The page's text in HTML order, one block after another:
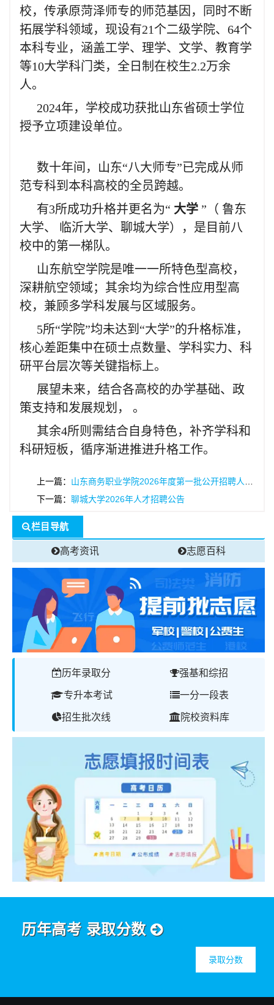
校，传承原菏泽师专的师范基因，同时不断
拓展学科领域，现设有21个二级学院、64个
本科专业，涵盖工学、理学、文学、教育学
等10大学科门类，全日制在校生2.2万余
人。
2024年，学校成功获批山东省硕士学位
授予立项建设单位。
数十年间，山东“八大师专”已完成从师
范专科到本科高校的全员跨越。
有3所成功升格并更名为“ 大学 ”（ 鲁东
大学、 临沂大学、聊城大学），是目前八
校中的第一梯队。
山东航空学院是唯一一所特色型高校，
深耕航空领域；其余均为综合性应用型高
校，兼顾多学科发展与区域服务。
5所“学院”均未达到“大学”的升格标准，
核心差距集中在硕士点数量、学科实力、科
研平台层次等关键指标上。
展望未来，结合各高校的办学基础、政
策支持和发展规划， 。
其余4所则需结合自身特色，补齐学科和
科研短板，循序渐进推进升格工作。
上一篇： 山东商务职业学院2026年度第一批公开招聘人员公告
下一篇： 聊城大学2026年人才招聘公告
栏目导航
高考资讯 志愿百科
历年录取分 强基和综招
专升本考试 一分一段表
招生批次线 院校资料库
历年高考 录取分数
录取分数